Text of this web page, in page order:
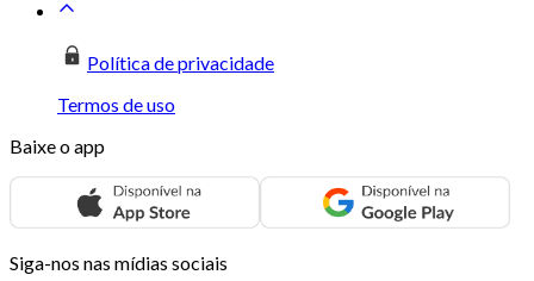
Política de privacidade
Termos de uso
Baixe o app
Siga-nos nas mídias sociais